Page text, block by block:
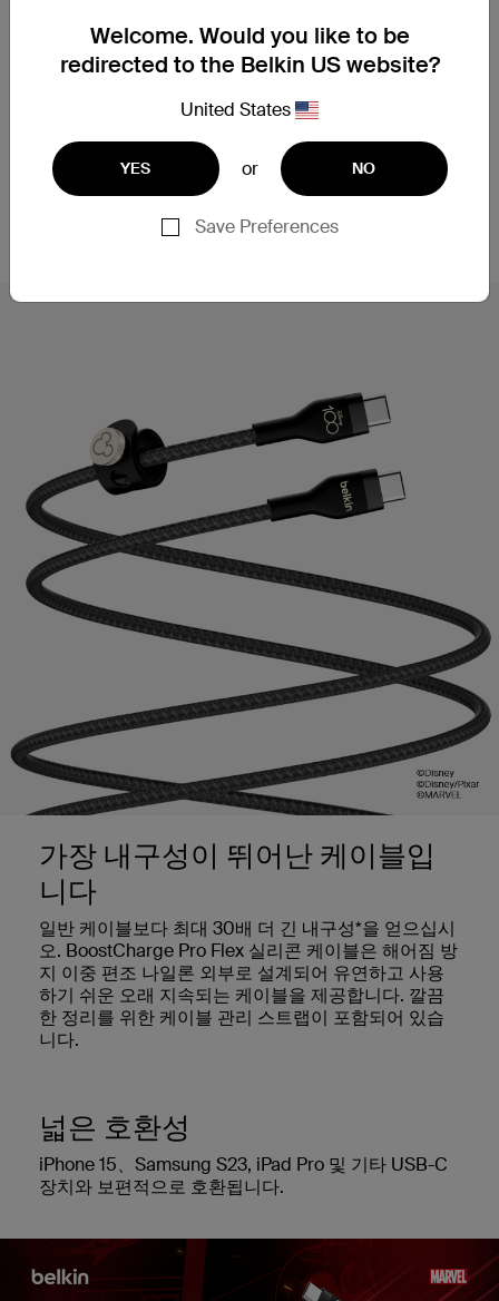
Welcome. Would you like to be
redirected to the Belkin US website?
United States
YES or NO
Save Preferences
다. 또한 모든 장치에서 안전하고 원활한 성능을 발휘
하도록 USB-IF 인증을 받았습니다.
고속 충전에 연결하십시오
이 USB-C to USB-C 케이블은 USB-C PD 고속 충전
0~50%까지 충전합니다.
가장 내구성이 뛰어난 케이블입
니다
일반 케이블보다 최대 30배 더 긴 내구성*을 얻으십시
오. BoostCharge Pro Flex 실리콘 케이블은 해어짐 방
지 이중 편조 나일론 외부로 설계되어 유연하고 사용
하기 쉬운 오래 지속되는 케이블을 제공합니다. 깔끔
한 정리를 위한 케이블 관리 스트랩이 포함되어 있습
니다.
넓은 호환성
iPhone 15、Samsung S23, iPad Pro 및 기타 USB-C
장치와 보편적으로 호환됩니다.